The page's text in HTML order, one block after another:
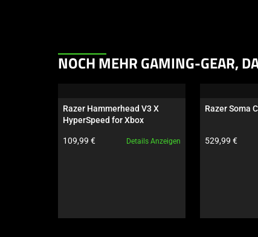
This
carousel.
Use
and
or
NOCH MEHR GAMING-GEAR,
Razer Hammerhead V3 X
HyperSpeed for Xbox
Produktpreis:
109,99 € Details Anzeigen
Razer Soma
Produktpreis:
529,99 €